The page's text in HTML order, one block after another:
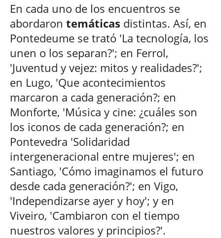
En cada uno de los encuentros se
abordaron temáticas distintas. Así, en
Pontedeume se trató 'La tecnología, los
unen o los separan?'; en Ferrol,
'Juventud y vejez: mitos y realidades?';
en Lugo, 'Que acontecimientos
marcaron a cada generación?; en
Monforte, 'Música y cine: ¿cuáles son
los iconos de cada generación?; en
Pontevedra 'Solidaridad
intergeneracional entre mujeres'; en
Santiago, 'Cómo imaginamos el futuro
desde cada generación?'; en Vigo,
'Independizarse ayer y hoy'; y en
Viveiro, 'Cambiaron con el tiempo
nuestros valores y principios?'.